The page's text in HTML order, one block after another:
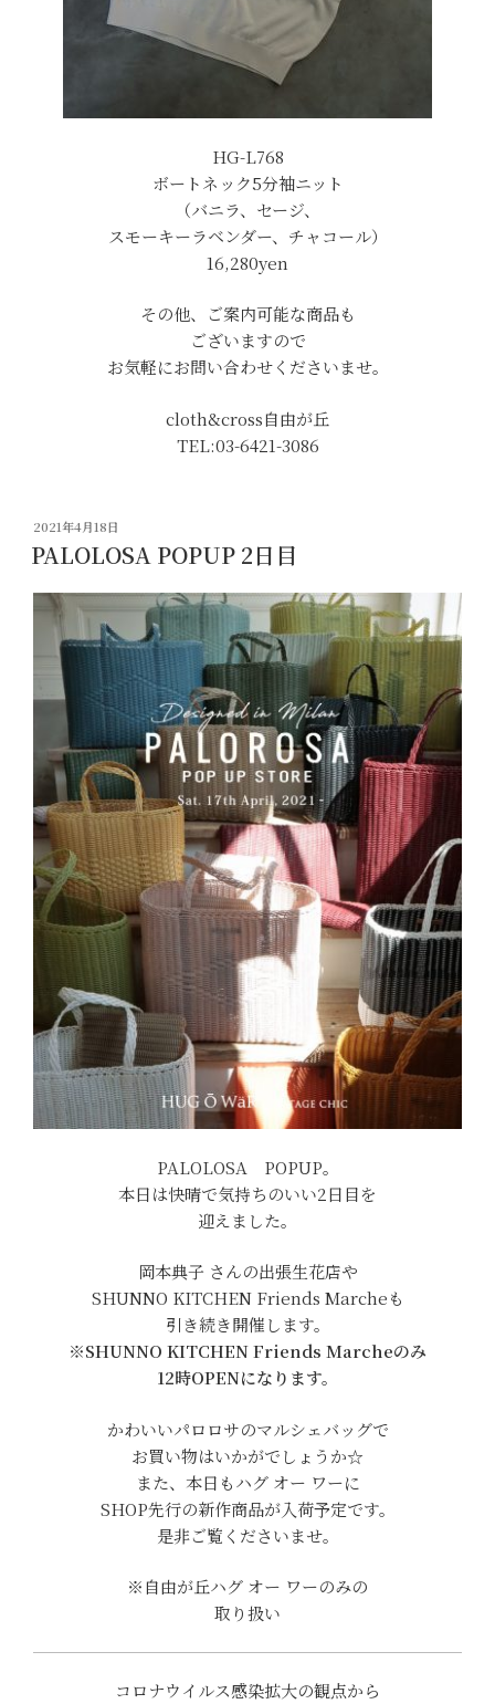
HG-L768
ボートネック5分袖ニット
（バニラ、セージ、
スモーキーラベンダー、チャコール）
16,280yen
その他、ご案内可能な商品も
ございますので
お気軽にお問い合わせくださいませ。
cloth&cross自由が丘
TEL:03-6421-3086
投
稿
日:
2021年4月18日
PALOLOSA POPUP 2日目
PALOLOSA POPUP。
本日は快晴で気持ちのいい2日目を
迎えました。
岡本典子 さんの出張生花店や
SHUNNO KITCHEN Friends Marcheも
引き続き開催します。
※SHUNNO KITCHEN Friends Marcheのみ
12時OPENになります。
かわいいパロロサのマルシェバッグで
お買い物はいかがでしょうか☆
また、本日もハグ オー ワーに
SHOP先行の新作商品が入荷予定です。
是非ご覧くださいませ。
※自由が丘ハグ オー ワーのみの
取り扱い
コロナウイルス感染拡大の観点から